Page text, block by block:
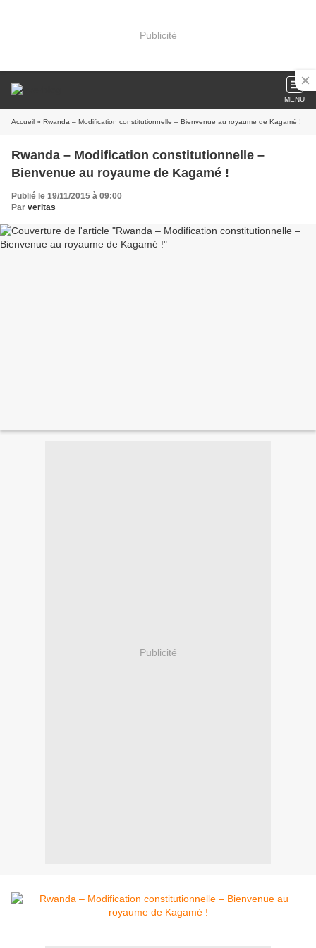
Publicité
MENU
Accueil » Rwanda – Modification constitutionnelle – Bienvenue au royaume de Kagamé !
Rwanda – Modification constitutionnelle –
Bienvenue au royaume de Kagamé !
Publié le 19/11/2015 à 09:00
Par veritas
Publicité